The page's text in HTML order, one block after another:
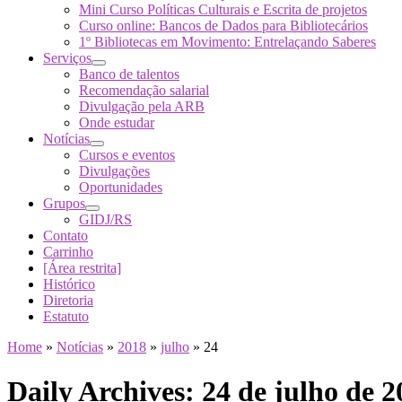
Mini Curso Políticas Culturais e Escrita de projetos
Curso online: Bancos de Dados para Bibliotecários
1º Bibliotecas em Movimento: Entrelaçando Saberes
Serviços
Banco de talentos
Recomendação salarial
Divulgação pela ARB
Onde estudar
Notícias
Cursos e eventos
Divulgações
Oportunidades
Grupos
GIDJ/RS
Contato
Carrinho
[Área restrita]
Histórico
Diretoria
Estatuto
Home » Notícias » 2018 » julho » 24
Daily Archives: 24 de julho de